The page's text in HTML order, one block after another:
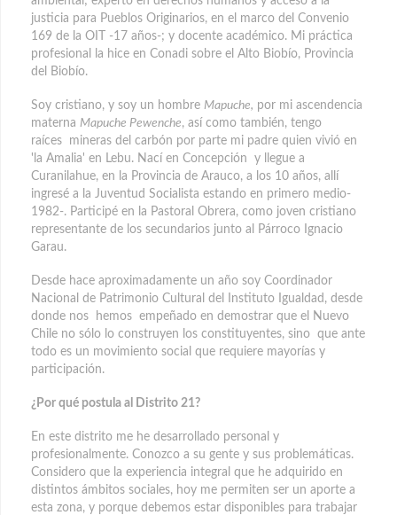
justicia para Pueblos Originarios, en el marco del Convenio
169 de la OIT -17 años-; y docente académico. Mi práctica
profesional la hice en Conadi sobre el Alto Biobío, Provincia
del Biobío.
Soy cristiano, y soy un hombre Mapuche, por mi ascendencia
materna Mapuche Pewenche, así como también, tengo
raíces mineras del carbón por parte mi padre quien vivió en
'la Amalia' en Lebu. Nací en Concepción y llegue a
Curanilahue, en la Provincia de Arauco, a los 10 años, allí
ingresé a la Juventud Socialista estando en primero medio-
1982-. Participé en la Pastoral Obrera, como joven cristiano
representante de los secundarios junto al Párroco Ignacio
Garau.
Desde hace aproximadamente un año soy Coordinador
Nacional de Patrimonio Cultural del Instituto Igualdad, desde
donde nos hemos empeñado en demostrar que el Nuevo
Chile no sólo lo construyen los constituyentes, sino que ante
todo es un movimiento social que requiere mayorías y
participación.
¿Por qué postula al Distrito 21?
En este distrito me he desarrollado personal y
profesionalmente. Conozco a su gente y sus problemáticas.
Considero que la experiencia integral que he adquirido en
distintos ámbitos sociales, hoy me permiten ser un aporte a
esta zona, y porque debemos estar disponibles para trabajar